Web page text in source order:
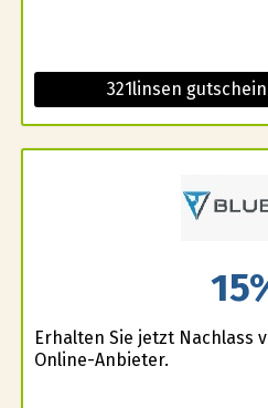
321linsen
Erhalten Sie jetzt Nachlass
Online-Anbieter.